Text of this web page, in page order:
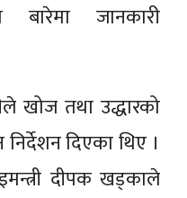
बारेमा जानकारी
खोज तथा उद्धारको
दिएका थिए ।
दीपक खड्काले